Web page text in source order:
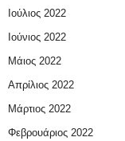
Ιούλιος 2022
Ιούνιος 2022
Μάιος 2022
Απρίλιος 2022
Μάρτιος 2022
Φεβρουάριος 2022